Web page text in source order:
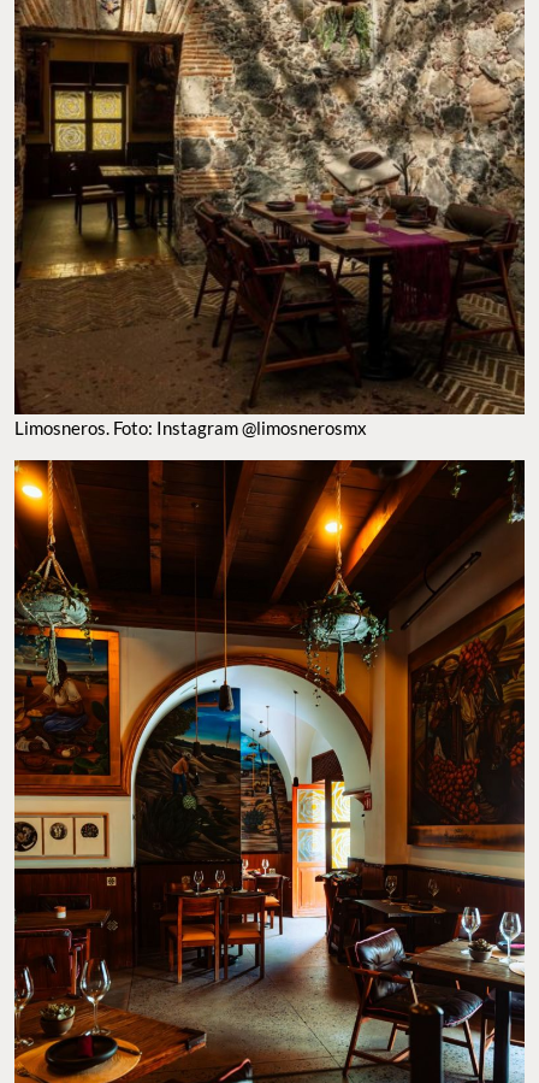
Limosneros. Foto: Instagram @limosnerosmx